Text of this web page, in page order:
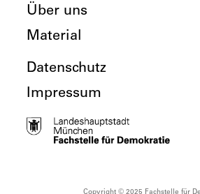
Über uns
Material
Datenschutz
Impressum
Copyright © 2025 Fachstelle für